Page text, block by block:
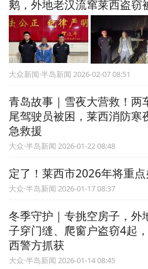
鹅，外地老汉流窜莱西盗窃
大众新闻·半岛新闻 2026-02-07 08:51
青岛故事｜雪夜大营救！两
尾驾驶员被困，莱西消防寒
急救援
大众·半岛新闻 2026-01-22 08:48
定了！莱西市2026年将重
大众·半岛新闻 2026-01-17 08:37
冬季守护｜专挑空房子，外
子穿门缝、爬窗户盗窃4起
西警方抓获
大众·半岛新闻 2026-01-14 08:45